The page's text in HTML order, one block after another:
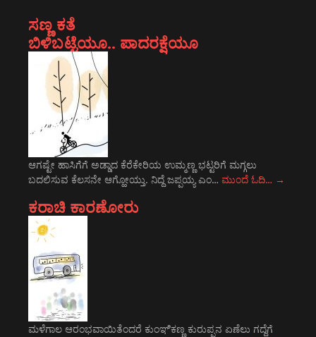
ಸಣ್ಣ ಕತೆ
ಬಿಳಿಬಟ್ಟೆಯೂ.. ಪಾದರಕ್ಷೆಯೂ
ಆಗಷ್ಟೇ ಹಾಸಿಗೆಗೆ ಅಡ್ಡಾದ ಕೆರೆಕೇರಿಯ ಉಮ್ಮಣ್ಣ ಭಟ್ಟರಿಗೆ ಮಗ್ಗಲು
ಬದಲಿಸುವ ಕೆಲಸನೇ ಆಗ್ಹೋಯ್ತು. ನಿದ್ದೆ ಜಪ್ಪಯ್ಯ ಎಂ… ಮುಂದೆ ಓದಿ… →
ಕರಾಚಿ ಕಾರಣೋರು
ಮಳೆಗಾಲ ಆರಂಭವಾಯಿತೆಂದರೆ ಕುಂಞಿಕಣ್ಣ ಕುರುಪ್ಪನ ಏಣೆಲು ಗದ್ದೆಗೆ